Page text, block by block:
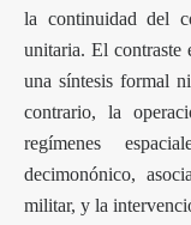
la continuidad del
unitaria. El contraste
una síntesis formal
contrario, la
regímenes
decimonónico,
militar, y la